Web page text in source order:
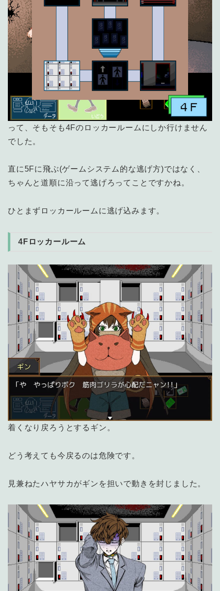
って、そもそも4Fのロッカールームにしか行けません
でした。
直に5Fに飛ぶ(ゲームシステム的な逃げ方)ではなく、
ちゃんと道順に沿って逃げろってことですかね。
ひとまずロッカールームに逃げ込みます。
4Fロッカールーム
着くなり戻ろうとするギン。
どう考えても今戻るのは危険です。
見兼ねたハヤサカがギンを担いで動きを封じました。